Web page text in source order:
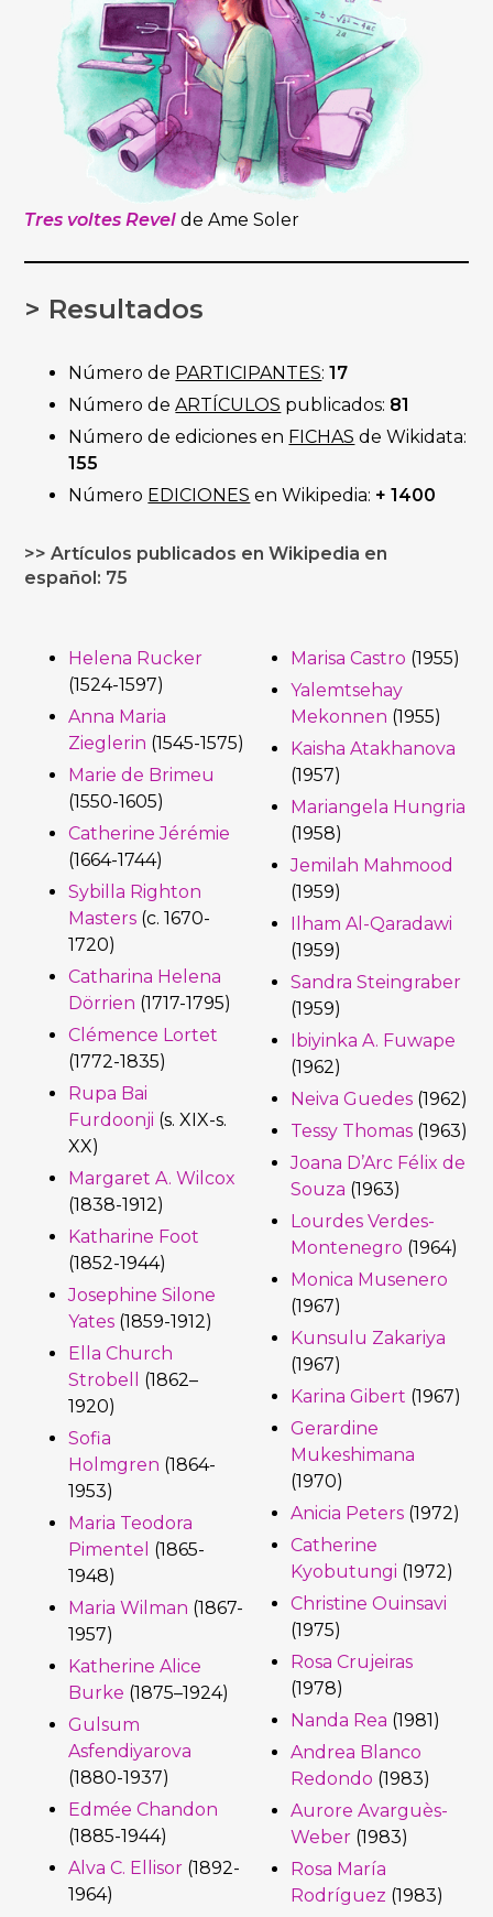
Tres voltes Revel de Ame Soler
> Resultados
Número de PARTICIPANTES:17
Número deARTÍCULOS publicados: 81
Número de ediciones en FICHAS de Wikidata:
155
Número EDICIONES en Wikipedia: + 1400
>> Artículos publicados en Wikipedia en
español: 75
Helena Rucker
(1524-1597)
Anna Maria
Zieglerin (1545-1575)
Marie de Brimeu
(1550-1605)
Catherine Jérémie
(1664-1744)
Sybilla Righton
Masters (c. 1670-
1720)
Catharina Helena
Dörrien (1717-1795)
Clémence Lortet
(1772-1835)
Rupa Bai
Furdoonji (s. XIX-s.
XX)
Margaret A. Wilcox
(1838-1912)
Katharine Foot
(1852-1944)
Josephine Silone
Yates (1859-1912)
Ella Church
Strobell (1862–
1920)
Sofia
Holmgren (1864-
1953)
Maria Teodora
Pimentel (1865-
1948)
Maria Wilman (1867-
1957)
Katherine Alice
Burke (1875–1924)
Gulsum
Asfendiyarova
(1880-1937)
Edmée Chandon
(1885-1944)
Alva C. Ellisor (1892-
1964)
Marisa Castro (1955)
Yalemtsehay
Mekonnen (1955)
Kaisha Atakhanova
(1957)
Mariangela Hungria
(1958)
Jemilah Mahmood
(1959)
Ilham Al-Qaradawi
(1959)
Sandra Steingraber
(1959)
Ibiyinka A. Fuwape
(1962)
Neiva Guedes (1962)
Tessy Thomas (1963)
Joana D’Arc Félix de
Souza (1963)
Lourdes Verdes-
Montenegro (1964)
Monica Musenero
(1967)
Kunsulu Zakariya
(1967)
Karina Gibert (1967)
Gerardine
Mukeshimana
(1970)
Anicia Peters (1972)
Catherine
Kyobutungi (1972)
Christine Ouinsavi
(1975)
Rosa Crujeiras
(1978)
Nanda Rea (1981)
Andrea Blanco
Redondo (1983)
Aurore Avarguès-
Weber (1983)
Rosa María
Rodríguez (1983)